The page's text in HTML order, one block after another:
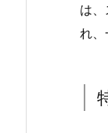
は
れ